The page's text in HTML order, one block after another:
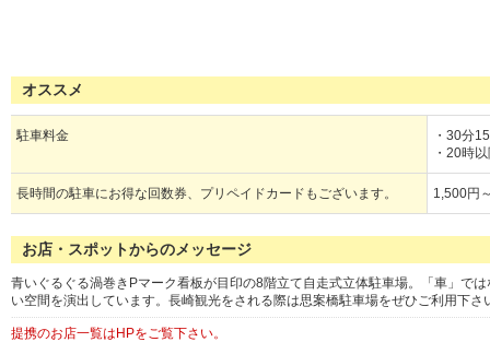
オススメ
駐車料金
・30分
・20時
長時間の駐車にお得な回数券、プリペイドカードもございます。 1,500円
お店・スポットからのメッセージ
青いぐるぐる渦巻きPマーク看板が目印の8階立て自走式立体駐車場。「車」で
い空間を演出しています。長崎観光をされる際は思案橋駐車場をぜひご利用下さ
提携のお店一覧はHPをご覧下さい。